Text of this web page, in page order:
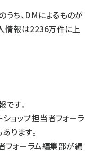
ち、DMによるものが
情報は2236万件に上
す。
ョップ担当者フォーラ
ります。
フォーラム編集部が編